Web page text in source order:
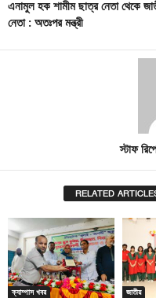
এনামুল হক শামীম ছাত্র নেতা থেকে
নেতা : অতঃপর মন্ত্রী
স্টাফ
RELATED
ক্যাম্পাস খবর জাতীয়